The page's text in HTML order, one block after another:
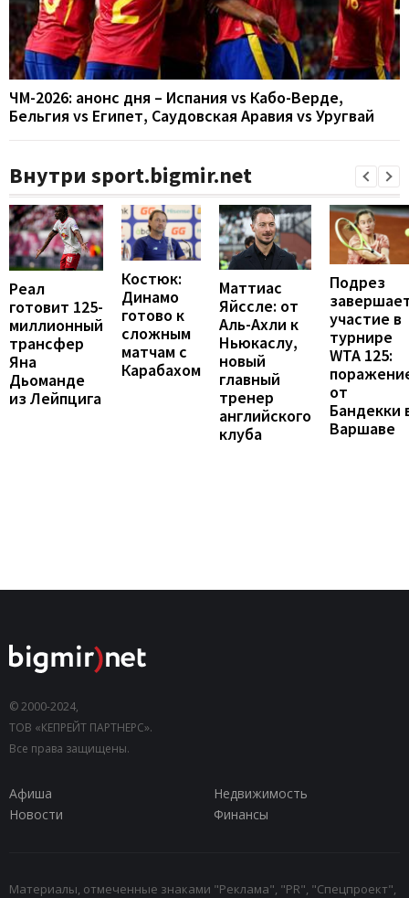
ЧМ-2026: анонс дня – Испания vs Кабо-Верде,
Бельгия vs Египет, Саудовская Аравия vs Уругвай
Внутри sport.bigmir.net
Реал
готовит 125-
миллионный
трансфер
Яна
Дьоманде
из Лейпцига
Костюк:
Динамо
готово к
сложным
матчам с
Карабахом
Маттиас
Яйссле: от
Аль-Ахли к
Ньюкаслу,
новый
главный
тренер
английского
клуба
Подрез
участие в
турнире
WTA 125:
от
Бандекки
Варшаве
© 2000-2024,
ТОВ «КЕПРЕЙТ ПАРТНЕРС».
Все права защищены.
Афиша
Недвижимость
Новости
Финансы
Материалы, отмеченные знаками "Реклама", "PR", "Спецпроект",